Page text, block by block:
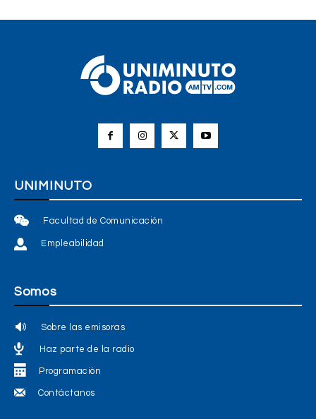
UNIMINUTO
Facultad de Comunicación
Empleabilidad
Somos
Sobre las emisoras
Haz parte de la radio
Programación
Contáctanos